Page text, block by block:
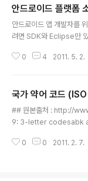
안드로이드 플랫폼
안드로이드 앱 개발자를
려면 SDK와 Eclipse만
플랫폼 소스를 직접 받는
gwin 등을 통한 방법은
모르겠습니다. Repo
파일을 위한 디렉토리를
Repo Client를 설치합
0 4 2011. 5. 2.
국가 약어 코드
## 원본출처 : http://
9: 3-letter codesabk
ther) aka Akan akk
0 0 2011. 2. 7.